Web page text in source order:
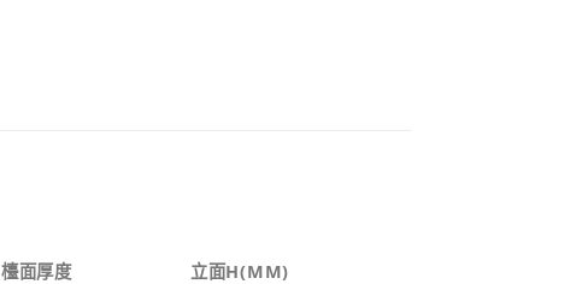
檯面厚度
立面H(MM)